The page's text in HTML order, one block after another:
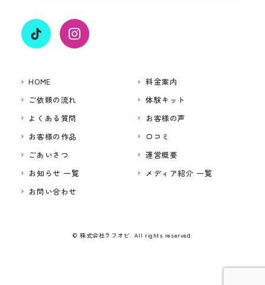
HOME
料金案内
ご依頼の流れ
体験キット
よくある質問
お客様の声
お客様の作品
口コミ
ごあいさつ
運営概要
お知らせ 一覧
メディア紹介 一覧
お問い合わせ
© 株式会社ラフオビ. All rights reserved.